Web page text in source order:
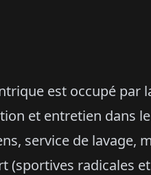
est occupé par
et entretien dans
service de lavage,
(sportives radicales